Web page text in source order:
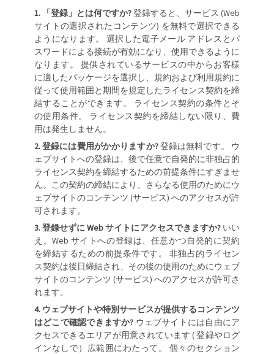
「登録」とは何ですか?登録すると、サービス (Web
サイトの選択されたコンテンツ) を無料で選択できる
ようになります。 選択した電子メール アドレスとパ
スワードによる接続が有効になり、使用できるように
なります。 提供されているサービスの中からお客様
に適したパッケージを選択し、規約および利用規約に
従って使用範囲と期間を規定したライセンス契約を締
結することができます。 ライセンス契約の条件とそ
の使用条件。 ライセンス契約を締結しない限り、費
用は発生しません。
登録には費用がかかりますか?登録は無料です。 ウ
ェブサイトへの登録は、後で任意で自発的に非独占的
ライセンス契約を締結するための前提条件にすぎませ
ん。この契約の締結により、さらなる使用のためにウ
ェブサイトのコンテンツ (サービス) へのアクセスが許
可されます。
登録せずに Web サイトにアクセスできますか?いい
え。Web サイトへの登録は、任意かつ自発的に契約
を締結するための前提条件です。 非独占的ライセン
ス契約は後日締結され、その後の使用のためにウェブ
サイトのコンテンツ (サービス) へのアクセスが許可さ
れます。
ウェブサイトや特別サービスが提供するコンテンツ
はどこで確認できますか? ウェブサイトには自由にア
クセスできるエリアが用意されています ( 登録やログ
インなしで）広範囲にわたって。 個々のセクション